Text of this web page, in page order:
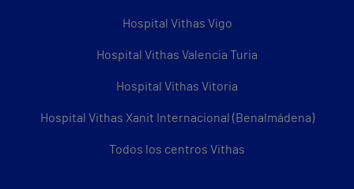
Hospital Vithas Vigo
Hospital Vithas Valencia Turia
Hospital Vithas Vitoria
Hospital Vithas Xanit Internacional (Benalmádena)
Todos los centros Vithas